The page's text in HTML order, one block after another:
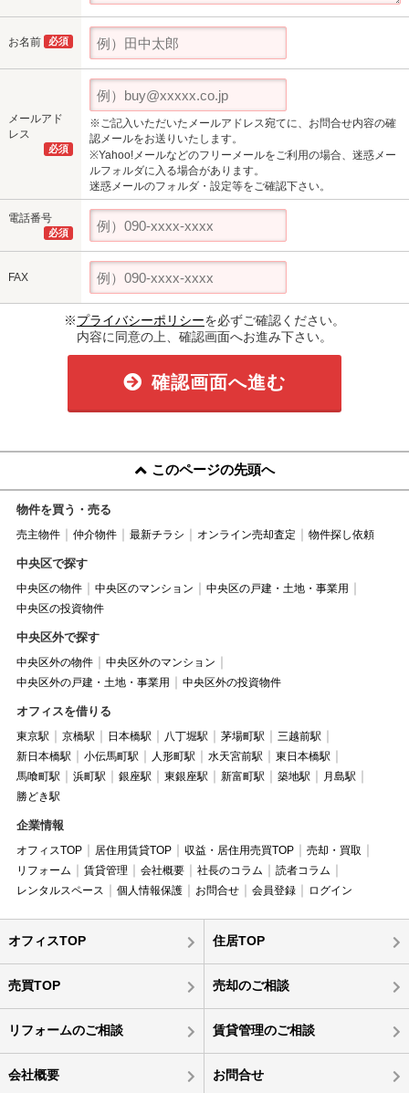
お名前 必須
メールアド
レス
必須
※ご記入いただいたメールアドレス宛てに、お問合せ内容の確
認メールをお送りいたします。
※Yahoo!メールなどのフリーメールをご利用の場合、迷惑メー
ルフォルダに入る場合があります。
迷惑メールのフォルダ・設定等をご確認下さい。
電話番号
必須
FAX
※プライバシーポリシーを必ずご確認ください。
内容に同意の上、確認画面へお進み下さい。
確認画面へ進む
このページの先頭へ
物件を買う・売る
売主物件 仲介物件 最新チラシ オンライン売却査定 物件探し依頼
中央区で探す
中央区の物件 中央区のマンション
中央区の戸建・土地・事業用
中央区の投資物件
中央区外で探す
中央区外の物件
中央区外のマンション
中央区外の戸建・土地・事業用
中央区外の投資物件
オフィスを借りる
東京駅 京橋駅 日本橋駅 八丁堀駅 茅場町駅
三越前駅
新日本橋駅
小伝馬町駅 人形町駅 水天宮前駅
東日本橋駅
馬喰町駅
浜町駅 銀座駅 東銀座駅 新富町駅 築地駅
月島駅
勝どき駅
企業情報
オフィスTOP 居住用賃貸TOP 収益・居住用売買TOP
売却・買取
リフォーム
賃貸管理 会社概要 社長のコラム
読者コラム
レンタルスペース
個人情報保護 お問合せ 会員登録 ログイン
オフィスTOP 住居TOP
売買TOP 売却のご相談
リフォームのご相談 賃貸管理のご相談
会社概要 お問合せ